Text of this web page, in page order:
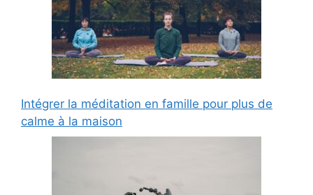
Intégrer la méditation en famille pour plus de
calme à la maison